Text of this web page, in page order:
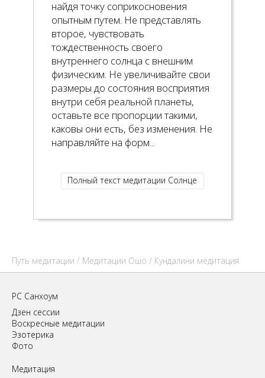
найдя точку соприкосновения
опытным путем. Не представлять
второе, чувствовать
тождественность своего
внутреннего солнца с внешним
физическим. Не увеличивайте свои
размеры до состояния восприятия
внутри себя реальной планеты,
оставьте все пропорции такими,
каковы они есть, без изменения. Не
направляйте на форм...
Полный текст медитации Солнце
Путь медитации / Медитации Ошо / Кундалини медитация
РС Санхоум
Дзен сессии
Воскресные медитации
Эзотерика
Фото
Медитация